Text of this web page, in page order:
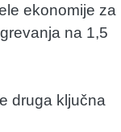
ekonomije za
na 1,5
druga ključna